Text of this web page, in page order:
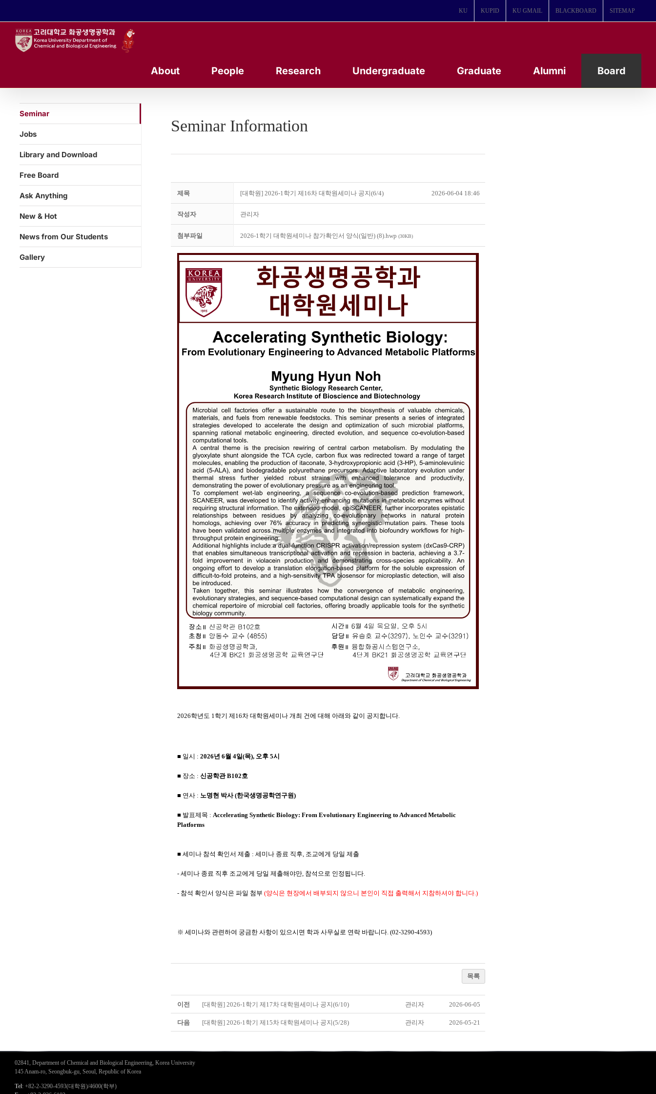
KU KUPID KU GMAIL BLACKBOARD SITEMAP
About People Research Undergraduate Graduate Alumni Board
Seminar Information
제목 [대학원] 2026-1학기 제16차 대학원세미나 공지(6/4) 2026-06-04 18:46
작성자 관리자
첨부파일 2026-1학기 대학원세미나 참가확인서 양식(일반) (8).hwp (30KB)
2026학년도 1학기 제16차 대학원세미나 개최 건에 대해 아래와 같이 공지합니다.
■ 일시 : 2026년 6월 4일(목), 오후 5시
■ 장소 : 신공학관 B102호
■ 연사 : 노명현 박사 (한국생명공학연구원)
■ 발표제목 : Accelerating Synthetic Biology: From Evolutionary Engineering to Advanced Metabolic
Platforms
■ 세미나 참석 확인서 제출 : 세미나 종료 직후, 조교에게 당일 제출
- 세미나 종료 직후 조교에게 당일 제출해야만, 참석으로 인정됩니다.
- 참석 확인서 양식은 파일 첨부 (양식은 현장에서 배부되지 않으니 본인이 직접 출력해서 지참하셔야 합니다.)
※ 세미나와 관련하여 궁금한 사항이 있으시면 학과 사무실로 연락 바랍니다. (02-3290-4593)
목록
이전 [대학원] 2026-1학기 제17차 대학원세미나 공지(6/10) 관리자 2026-06-05
다음 [대학원] 2026-1학기 제15차 대학원세미나 공지(5/28) 관리자 2026-05-21
Seminar
Jobs
Library and Download
Free Board
Ask Anything
New & Hot
News from Our Students
Gallery
02841, Department of Chemical and Biological Engineering, Korea University
145 Anam-ro, Seongbuk-gu, Seoul, Republic of Korea
Tel: +82-2-3290-4593(대학원)/4600(학부)